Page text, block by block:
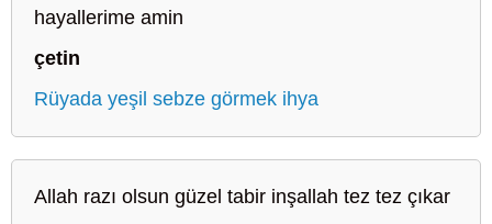
hayallerime amin
çetin
Rüyada yeşil sebze görmek ihya
Allah razı olsun güzel tabir inşallah tez tez çıkar